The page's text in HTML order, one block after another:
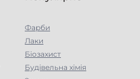
Фарби
Лаки
Біозахист
Будівельна хімія